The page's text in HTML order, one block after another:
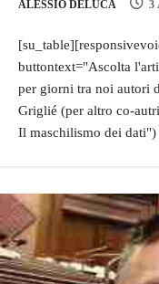
ALESSIO DELUCA 3
buttontext="Ascolta
per giorni tra noi autori
Griglié (per altro co-
Il maschilismo dei dati")